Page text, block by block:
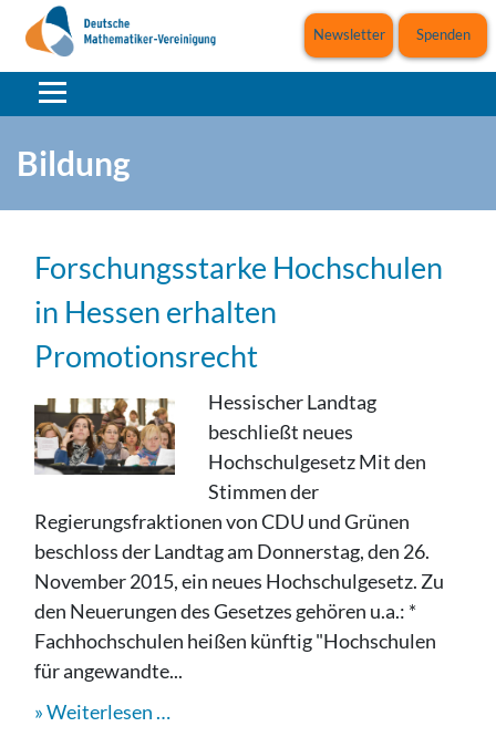
Spenden
Newsletter
Bildung
Forschungsstarke Hochschulen
in Hessen erhalten
Promotionsrecht
Hessischer Landtag
beschließt neues
Hochschulgesetz Mit den
Stimmen der
Regierungsfraktionen von CDU und Grünen
beschloss der Landtag am Donnerstag, den 26.
November 2015, ein neues Hochschulgesetz. Zu
den Neuerungen des Gesetzes gehören u.a.: *
Fachhochschulen heißen künftig "Hochschulen
für angewandte...
Weiterlesen …